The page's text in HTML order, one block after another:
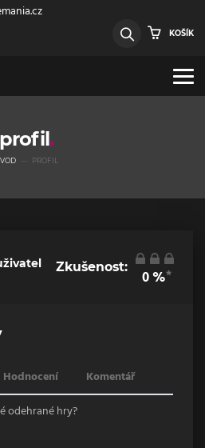
KOŠÍK
profil
PROFIL
Zkušenost:
0%*
Hodnocení
Komentář
odehrané hry?